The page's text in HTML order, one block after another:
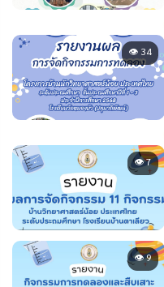
👁 34
👁 7
👁 9